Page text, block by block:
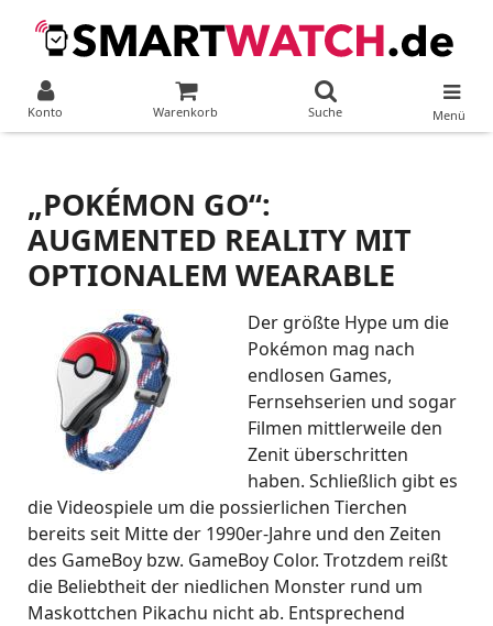
Konto Warenkorb Suche Menü
„POKÉMON GO“:
AUGMENTED REALITY MIT
OPTIONALEM WEARABLE
Der größte Hype um die
Pokémon mag nach
endlosen Games,
Fernsehserien und sogar
Filmen mittlerweile den
Zenit überschritten
haben. Schließlich gibt es
die Videospiele um die possierlichen Tierchen
bereits seit Mitte der 1990er-Jahre und den Zeiten
des GameBoy bzw. GameBoy Color. Trotzdem reißt
die Beliebtheit der niedlichen Monster rund um
Maskottchen Pikachu nicht ab. Entsprechend